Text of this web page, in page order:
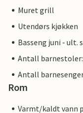
Muret grill
Utendørs kjøkken
Basseng juni - ult.
Antall
Antall
Rom
Varmt/kaldt vann